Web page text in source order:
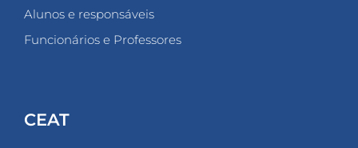
Alunos e responsáveis
Funcionários e Professores
CEAT